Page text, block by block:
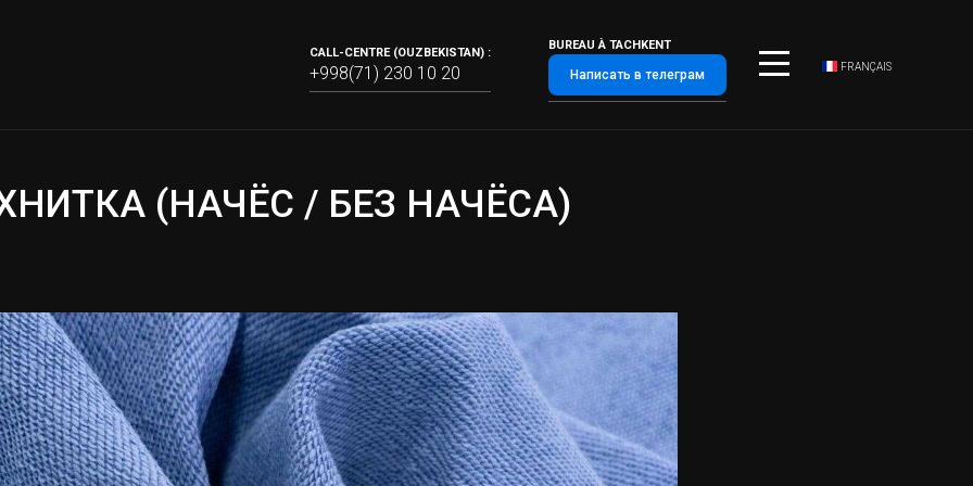
FRANÇAIS
CALL-CENTRE (OUZBEKISTAN) :
+998(71) 230 10 20
BUREAU À TACHKENT
Написать в телеграм
(НАЧЁС / БЕЗ НАЧЁСА)